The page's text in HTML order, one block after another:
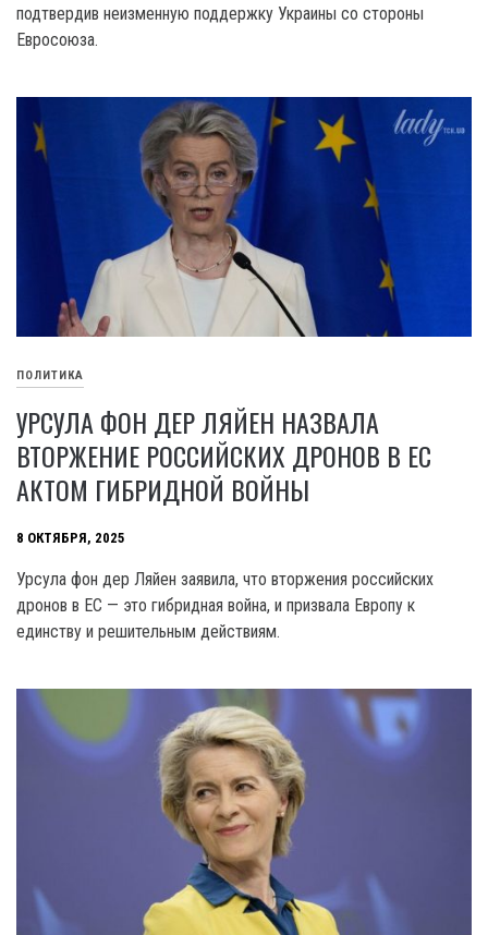
подтвердив неизменную поддержку Украины со стороны
Евросоюза.
ПОЛИТИКА
УРСУЛА ФОН ДЕР ЛЯЙЕН НАЗВАЛА
ВТОРЖЕНИЕ РОССИЙСКИХ ДРОНОВ В ЕС
АКТОМ ГИБРИДНОЙ ВОЙНЫ
8 ОКТЯБРЯ, 2025
Урсула фон дер Ляйен заявила, что вторжения российских
дронов в ЕС — это гибридная война, и призвала Европу к
единству и решительным действиям.